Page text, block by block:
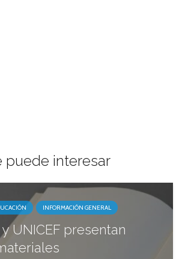
puede interesar
INFORMACIÓN GENERAL
UNICEF presentan